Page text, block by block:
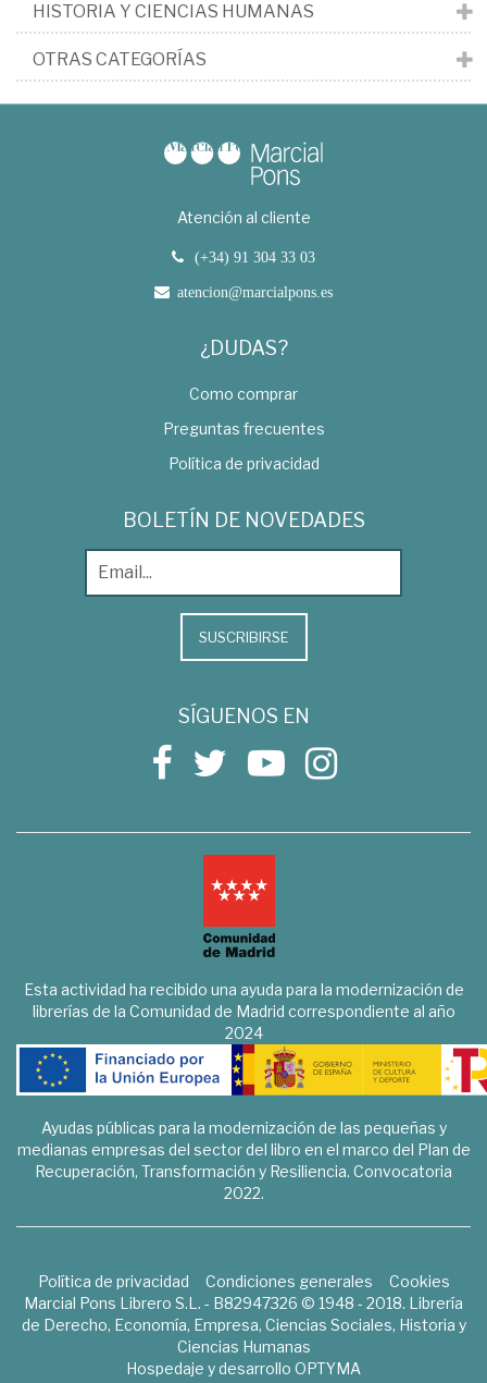
HISTORIA Y CIENCIAS HUMANAS
OTRAS CATEGORÍAS
Atención al cliente
(+34) 91 304 33 03
atencion@marcialpons.es
¿DUDAS?
Como comprar
Preguntas frecuentes
Política de privacidad
BOLETÍN DE NOVEDADES
SUSCRIBIRSE
SÍGUENOS EN
Esta actividad ha recibido una ayuda para la modernización de
librerías de la Comunidad de Madrid correspondiente al año
2024
Ayudas públicas para la modernización de las pequeñas y
medianas empresas del sector del libro en el marco del Plan de
Recuperación, Transformación y Resiliencia. Convocatoria
2022.
Política de privacidad Condiciones generales
Cookies
Marcial Pons Librero S.L. - B82947326 © 1948 - 2018. Librería
de Derecho, Economía, Empresa, Ciencias Sociales, Historia y
Ciencias Humanas
Hospedaje y desarrollo OPTYMA